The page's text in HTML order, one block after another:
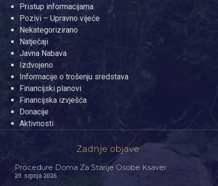
Pristup informacijama
Pozivi – Upravno vijeće
Nekategorizirano
Natječaji
Javna Nabava
Izdvojeno
Informacije o trošenju sredstava
Financijski planovi
Financijska izvješća
Donacije
Aktivnosti
Zadnje objave
Procedure Doma Za Starije Osobe Ksaver
29. srpnja 2026.